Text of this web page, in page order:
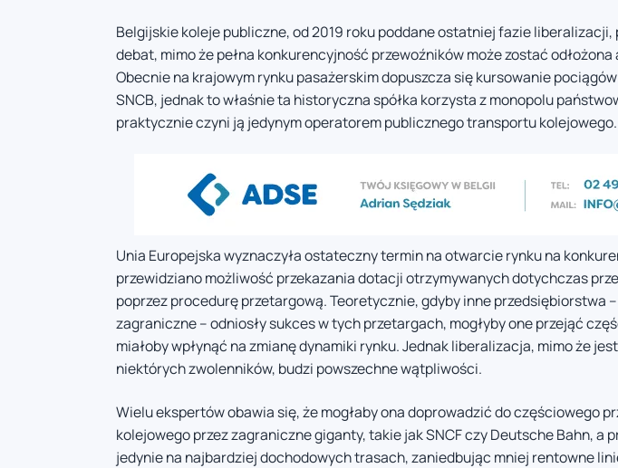
Belgijskie koleje publiczne, od 2019 roku poddane ostatniej fazie
debat, mimo że pełna konkurencyjność przewoźników może zostać
Obecnie na krajowym rynku pasażerskim dopuszcza się kursowanie
SNCB, jednak to właśnie ta historyczna spółka korzysta z monopolu
praktycznie czyni ją jedynym operatorem publicznego transportu kolejowego.
Unia Europejska wyznaczyła ostateczny termin na otwarcie rynku na
przewidziano możliwość przekazania dotacji otrzymywanych dotychczas
poprzez procedurę przetargową. Teoretycznie, gdyby inne przedsiębiorstwa
zagraniczne – odniosły sukces w tych przetargach, mogłyby one przejąć
miałoby wpłynąć na zmianę dynamiki rynku. Jednak liberalizacja, mimo że
niektórych zwolenników, budzi powszechne wątpliwości.
Wielu ekspertów obawia się, że mogłaby ona doprowadzić do częściowego
kolejowego przez zagraniczne giganty, takie jak SNCF czy Deutsche Bahn, a
jedynie na najbardziej dochodowych trasach, zaniedbując mniej rentowne